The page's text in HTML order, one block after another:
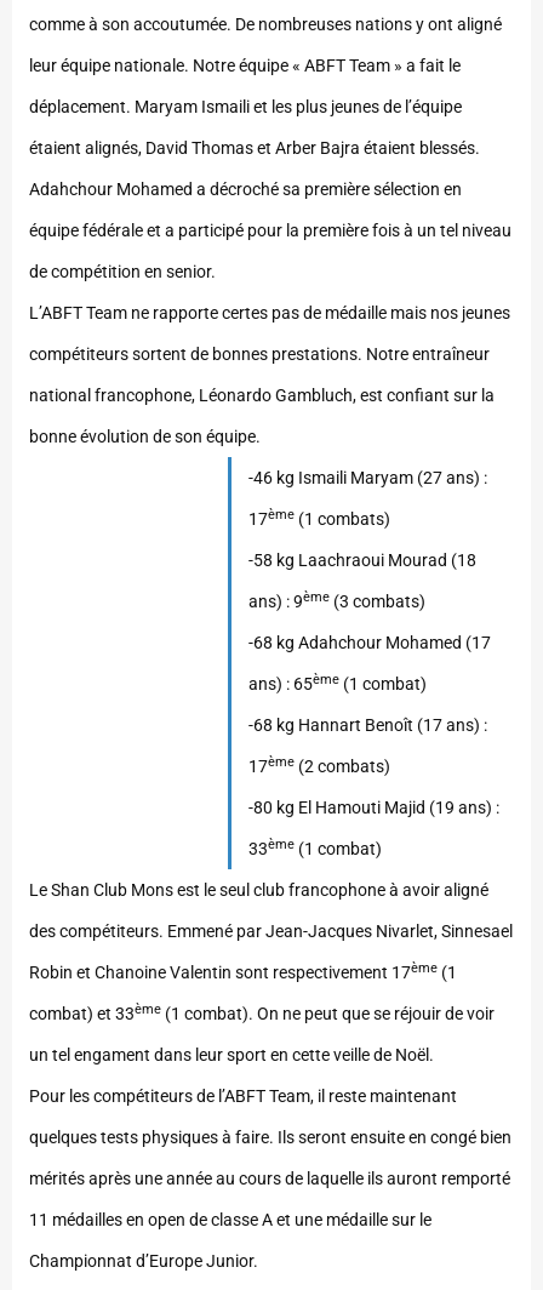
comme à son accoutumée. De nombreuses nations y ont aligné
leur équipe nationale. Notre équipe « ABFT Team » a fait le
déplacement. Maryam Ismaili et les plus jeunes de l’équipe
étaient alignés, David Thomas et Arber Bajra étaient blessés.
Adahchour Mohamed a décroché sa première sélection en
équipe fédérale et a participé pour la première fois à un tel niveau
de compétition en senior.
L’ABFT Team ne rapporte certes pas de médaille mais nos jeunes
compétiteurs sortent de bonnes prestations. Notre entraîneur
national francophone, Léonardo Gambluch, est confiant sur la
bonne évolution de son équipe.
-46 kg Ismaili Maryam (27 ans) :
17ème(1 combats)
-58 kg Laachraoui Mourad (18
ans) : 9ème(3 combats)
-68 kg Adahchour Mohamed (17
ans) : 65ème(1 combat)
-68 kg Hannart Benoît (17 ans) :
17ème(2 combats)
-80 kg El Hamouti Majid (19 ans) :
33ème(1 combat)
Le Shan Club Mons est le seul club francophone à avoir aligné
des compétiteurs. Emmené par Jean-Jacques Nivarlet, Sinnesael
Robin et Chanoine Valentin sont respectivement 17ème (1
combat) et 33ème (1 combat). On ne peut que se réjouir de voir
un tel engament dans leur sport en cette veille de Noël.
Pour les compétiteurs de l’ABFT Team, il reste maintenant
quelques tests physiques à faire. Ils seront ensuite en congé bien
mérités après une année au cours de laquelle ils auront remporté
11 médailles en open de classe A et une médaille sur le
Championnat d’Europe Junior.